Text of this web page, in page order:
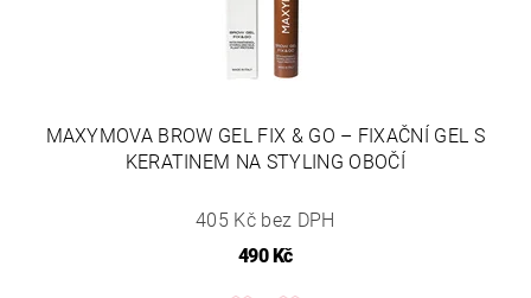
MAXYMOVA BROW GEL FIX & GO – FIXAČNÍ GEL S
KERATINEM NA STYLING OBOČÍ
405 Kč bez DPH
490 Kč